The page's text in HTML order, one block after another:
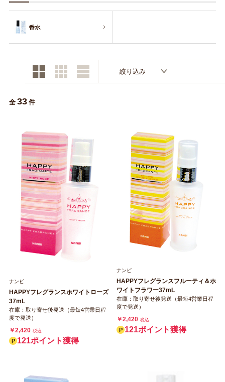
トリマーグッズ
香水
絞り込み
全 33 件
ナンビ
HAPPYフレグランスホワイトローズ
37mL
在庫：取り寄せ後発送（最短4営業日程
度で発送）
￥2,420 税込
121ポイント獲得
ナンビ
HAPPYフレグランスフルーティ＆ホ
ワイトフラワー37mL
在庫：取り寄せ後発送（最短4営業日程
度で発送）
￥2,420 税込
121ポイント獲得